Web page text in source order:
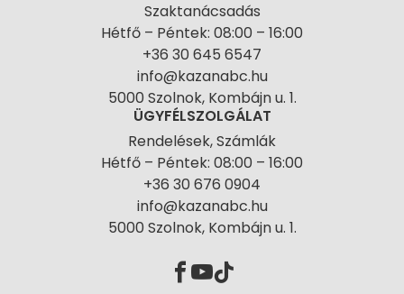
Szaktanácsadás
Hétfő – Péntek: 08:00 – 16:00
+36 30 645 6547
info@kazanabc.hu
5000 Szolnok, Kombájn u. 1.
ÜGYFÉLSZOLGÁLAT
Rendelések, Számlák
Hétfő – Péntek: 08:00 – 16:00
+36 30 676 0904
info@kazanabc.hu
5000 Szolnok, Kombájn u. 1.